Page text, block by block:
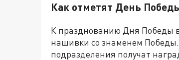
Как отметят День
К празднованию Дня Победы в
нашивки со знаменем
подразделения получат